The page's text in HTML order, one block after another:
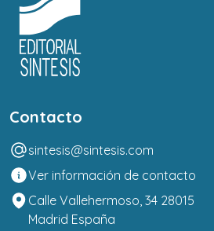
Contacto
sintesis@sintesis.com
Ver información de contacto
Calle Vallehermoso, 34 28015
Madrid España